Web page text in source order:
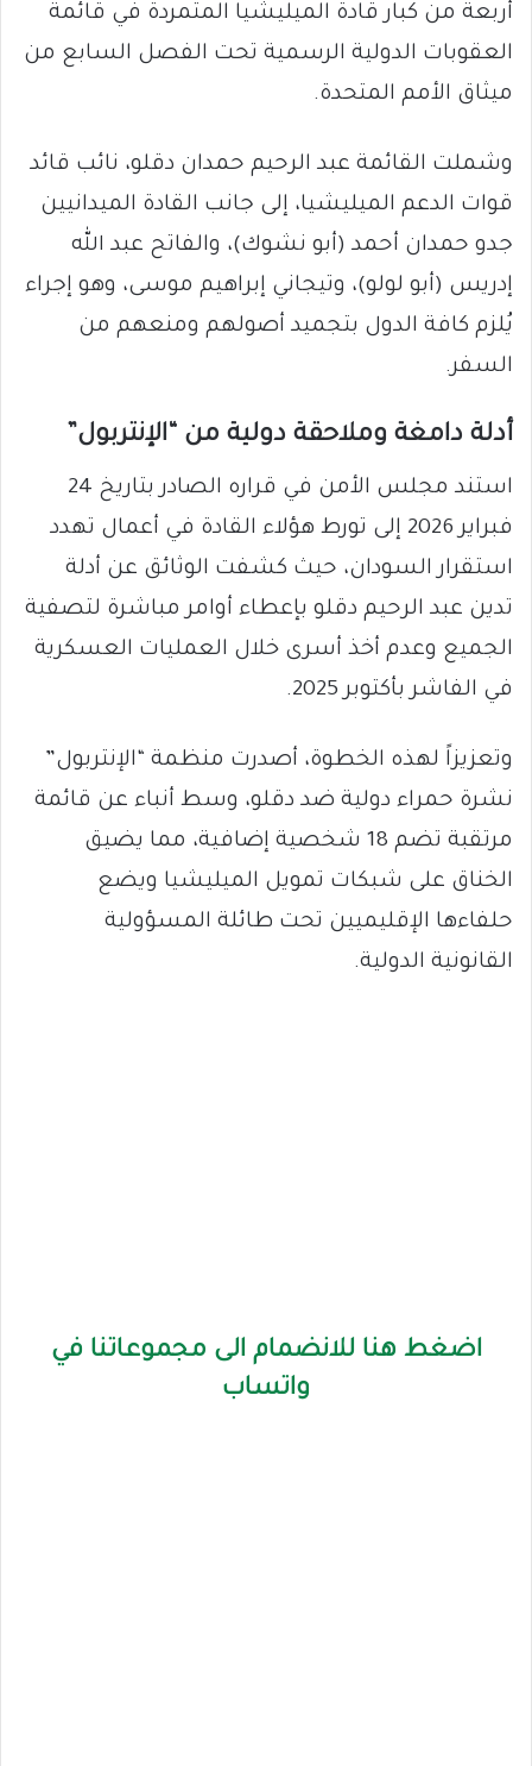
أربعة من كبار قادة الميليشيا المتمردة في قائمة
العقوبات الدولية الرسمية تحت الفصل السابع من
ميثاق الأمم المتحدة.
وشملت القائمة عبد الرحيم حمدان دقلو، نائب قائد
قوات الدعم الميليشيا، إلى جانب القادة الميدانيين
جدو حمدان أحمد (أبو نشوك)، والفاتح عبد الله
إدريس (أبو لولو)، وتيجاني إبراهيم موسى، وهو إجراء
يُلزم كافة الدول بتجميد أصولهم ومنعهم من
السفر.
​أدلة دامغة وملاحقة دولية من “الإنتربول”
​استند مجلس الأمن في قراره الصادر بتاريخ 24
فبراير 2026 إلى تورط هؤلاء القادة في أعمال تهدد
استقرار السودان، حيث كشفت الوثائق عن أدلة
تدين عبد الرحيم دقلو بإعطاء أوامر مباشرة لتصفية
الجميع وعدم أخذ أسرى خلال العمليات العسكرية
في الفاشر بأكتوبر 2025.
وتعزيزاً لهذه الخطوة، أصدرت منظمة “الإنتربول”
نشرة حمراء دولية ضد دقلو، وسط أنباء عن قائمة
مرتقبة تضم 18 شخصية إضافية، مما يضيق
الخناق على شبكات تمويل الميليشيا ويضع
حلفاءها الإقليميين تحت طائلة المسؤولية
القانونية الدولية.
اضغط هنا للانضمام الى مجموعاتنا في
واتساب